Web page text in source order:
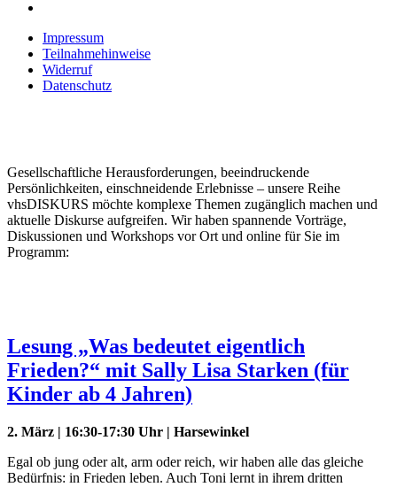
Impressum
Teilnahmehinweise
Widerruf
Datenschutz
Gesellschaftliche Herausforderungen, beeindruckende
Persönlichkeiten, einschneidende Erlebnisse – unsere Reihe
vhsDISKURS möchte komplexe Themen zugänglich machen und
aktuelle Diskurse aufgreifen. Wir haben spannende Vorträge,
Diskussionen und Workshops vor Ort und online für Sie im
Programm:
Lesung „Was bedeutet eigentlich
Frieden?“ mit Sally Lisa Starken (für
Kinder ab 4 Jahren)
2. März | 16:30-17:30 Uhr | Harsewinkel
Egal ob jung oder alt, arm oder reich, wir haben alle das gleiche
Bedürfnis: in Frieden leben. Auch Toni lernt in ihrem dritten